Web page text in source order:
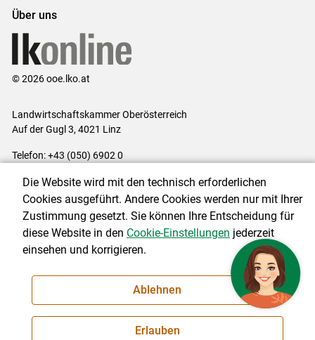
Über uns
© 2026 ooe.lko.at
Landwirtschaftskammer Oberösterreich
Auf der Gugl 3, 4021 Linz
Telefon: +43 (050) 6902 0
Impressum|Kontakt|Gewinnspiele|Datenschutzerklärung |
Barrierefreiheit
Cookie-Einstellungen
NEWSLETTER
Die Website wird mit den technisch erforderlichen
Cookies ausgeführt. Andere Cookies werden nur mit Ihrer
Zustimmung gesetzt. Sie können Ihre Entscheidung für
diese Website in den Cookie-Einstellungen jederzeit
einsehen und korrigieren.
Ablehnen
Erlauben